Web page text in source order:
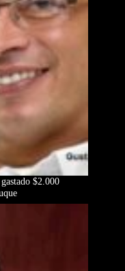
$2.000